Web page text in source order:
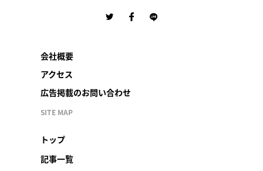
会社概要
アクセス
広告掲載のお問い合わせ
SITE MAP
トップ
記事一覧